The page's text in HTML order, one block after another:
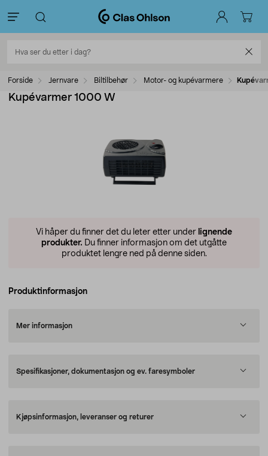
Forside Jernvare Biltilbehør Motor- og kupévarmere
Kupévarmer 1000 W
Vi håper du finner det du leter etter under lignende
produkter. Du finner informasjon om det utgåtte
produktet lengre ned på denne siden.
Produktinformasjon
Mer informasjon
Spesifikasjoner, dokumentasjon og ev. faresymboler
Kjøpsinformasjon, leveranser og returer